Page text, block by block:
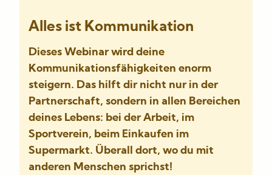
Alles ist Kommunikation
Dieses Webinar wird deine
Kommunikationsfähigkeiten enorm
steigern. Das hilft dir nicht nur in der
Partnerschaft, sondern in allen Bereichen
deines Lebens: bei der Arbeit, im
Sportverein, beim Einkaufen im
Supermarkt. Überall dort, wo du mit
anderen Menschen sprichst!